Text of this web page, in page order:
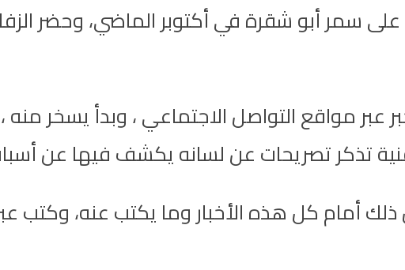
على سمر أبو شقرة في أكتوبر الماضي، وحضر
مواقع التواصل الاجتماعي ، وبدأ يسخر منه
تذكر تصريحات عن لسانه يكشف فيها عن